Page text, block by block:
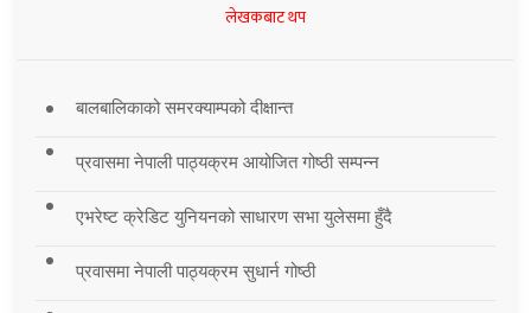
लेखकबाट थप
बालबालिकाको समरक्याम्पको दीक्षान्त
प्रवासमा नेपाली पाठ्यक्रम आयोजित गोष्ठी सम्पन्न
एभरेष्ट क्रेडिट युनियनको साधारण सभा युलेसमा हुँदै
प्रवासमा नेपाली पाठ्यक्रम सुधार्न गोष्ठी